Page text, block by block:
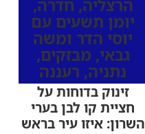
הרצליה, חדרה,
יומן תשעים עם
יוסי הדר ומשה
גבאי, מבזקים,
נתניה, רעננה
זינוק בדוחות על
חציית קו לבן בערי
השרון: איזו עיר בראש